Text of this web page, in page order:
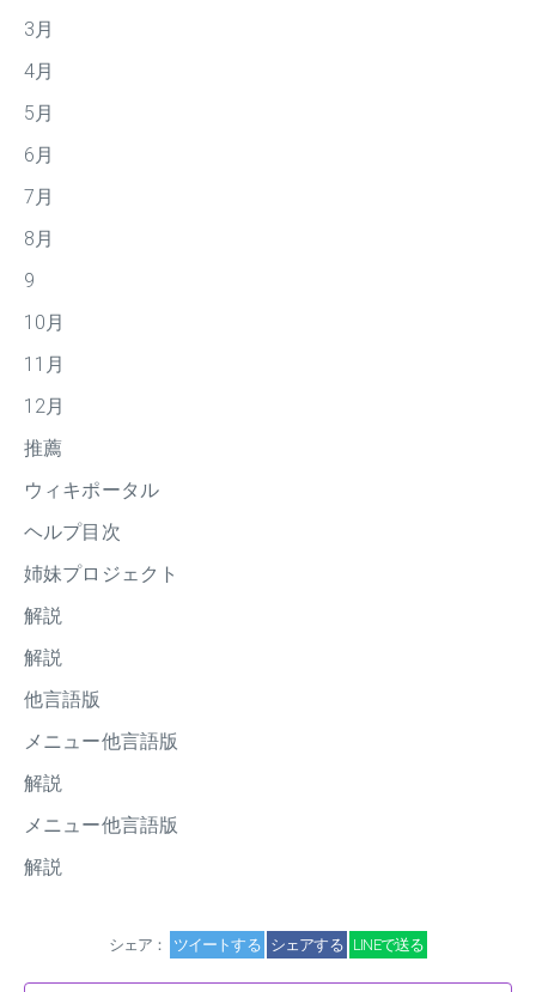
3月
4月
5月
6月
7月
8月
9
10月
11月
12月
推薦
ウィキポータル
ヘルプ目次
姉妹プロジェクト
解説
解説
他言語版
メニュー他言語版
解説
メニュー他言語版
解説
シェア： ツイートする シェアする LINEで送る